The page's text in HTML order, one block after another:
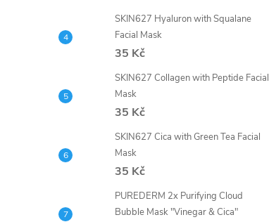
SKIN627 Hyaluron with Squalane
Facial Mask
35 Kč
SKIN627 Collagen with Peptide Facial
Mask
35 Kč
SKIN627 Cica with Green Tea Facial
Mask
35 Kč
PUREDERM 2x Purifying Cloud
Bubble Mask "Vinegar & Cica"